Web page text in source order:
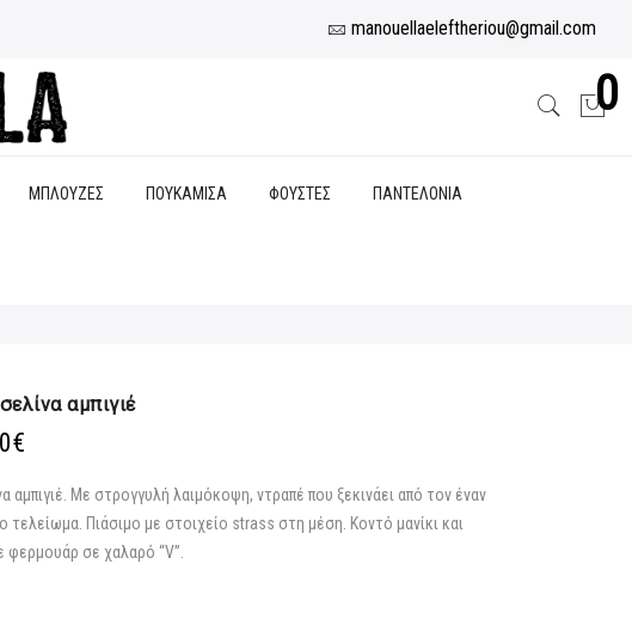
manouellaeleftheriou@gmail.com
0
ΜΠΛΟΥΖΕΣ ΠΟΥΚΑΜΙΣΑ ΦΟΥΣΤΕΣ ΠΑΝΤΕΛΟΝΙΑ
αμπιγιέ
€
τιμή
είναι:
191,20€.
αμπιγιέ. Με στρογγυλή λαιμόκοψη, ντραπέ που ξεκινάει από τον έναν
τελείωμα. Πιάσιμο με στοιχείο strass στη μέση. Κοντό μανίκι και
φερμουάρ σε χαλαρό “V”.